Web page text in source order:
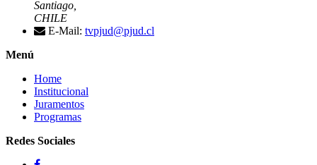
Santiago,
CHILE
E-Mail: tvpjud@pjud.cl
Menú
Home
Institucional
Juramentos
Programas
Redes Sociales